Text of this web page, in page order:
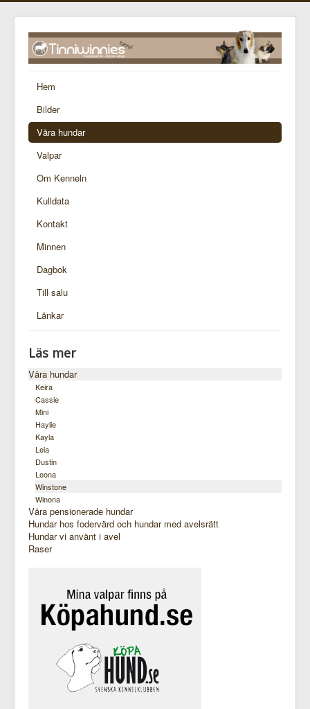
Hem
Bilder
Våra hundar
Valpar
Om Kenneln
Kulldata
Kontakt
Minnen
Dagbok
Till salu
Länkar
Läs mer
Våra hundar
Keira
Cassie
Mini
Haylie
Kayla
Leia
Dustin
Leona
Winstone
Winona
Våra pensionerade hundar
Hundar hos fodervärd och hundar med avelsrätt
Hundar vi använt i avel
Raser